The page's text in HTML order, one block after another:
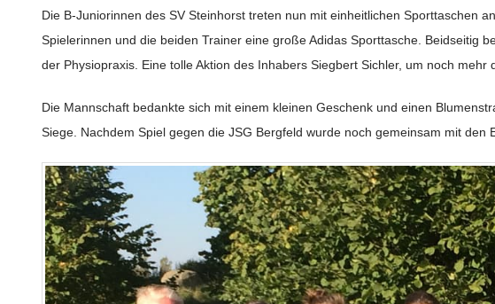
Die B-Juniorinnen des SV Steinhorst treten nun mit einheitlichen Sporttaschen
Spielerinnen und die beiden Trainer eine große Adidas Sporttasche. Beidseitig
der Physiopraxis. Eine tolle Aktion des Inhabers Siegbert Sichler, um noch mehr
Die Mannschaft bedankte sich mit einem kleinen Geschenk und einen
Siege. Nachdem Spiel gegen die JSG Bergfeld wurde noch gemeinsam mit